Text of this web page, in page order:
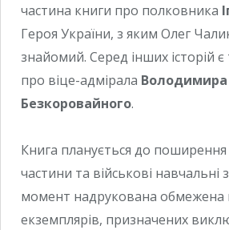
частина книги про полковника
Героя України, з яким Олег
знайомий. Серед інших історій є
про віце-адмірала Володимира
Безкоровайного.
Книга планується до поширення
частини та військові
момент надрукована обмежена
екземплярів, призначених